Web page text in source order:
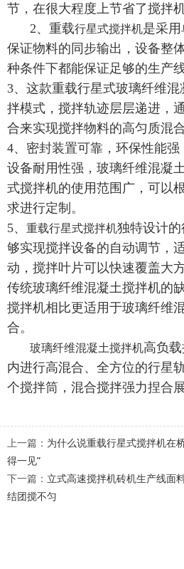
节， 在很大程度上节省了搅拌
2、重载行星式搅拌机是采
保证物料的同步输出，设备整
种条件下都能保证足够的生产
3、 这款重载行星式玻璃纤维混
拌模式， 搅拌轨迹层层递进，
合来实现搅拌物料的高匀质混
4、密封装置可靠，环保性能强
设备耐用性强 ，玻璃纤维混凝
式搅拌机的使用范围广，可以
求进行定制。
5、 重载行星式搅拌机独特设计
够实现搅拌设备的自动调节，
动，搅拌叶片可以快速覆盖大
传统玻璃纤维混凝土搅拌机的
搅拌机相比更适用于玻璃纤维
合。
玻璃纤维混凝土搅拌机高负
内进行高混合、全方位的行星
个搅拌筒， 混合搅拌强力捏合
上一篇： 为什么说重载行星式搅拌机在
得一见”
下一篇： 立式高速搅拌机砖机生产线面
结团搅不匀